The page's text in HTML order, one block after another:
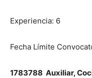
Experiencia: 6
Fecha Límite
1783788 Auxiliar,